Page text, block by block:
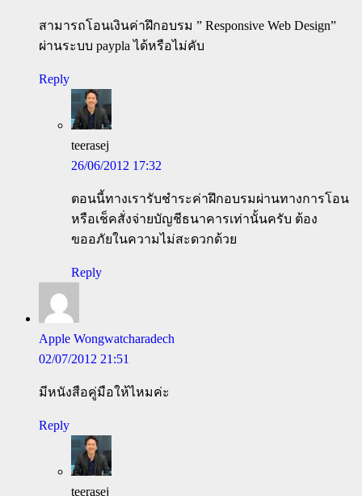
สามารถโอนเงินค่าฝึกอบรม ” Responsive Web Design”
ผ่านระบบ paypla ได้หรือไม่คับ
Reply
teerasej
26/06/2012 17:32
ตอนนี้ทางเรารับชำระค่าฝึกอบรมผ่านทางการโอน
หรือเช็คสั่งจ่ายบัญชีธนาคารเท่านั้นครับ ต้อง
ขออภัยในความไม่สะดวกด้วย
Reply
Apple Wongwatcharadech
02/07/2012 21:51
มีหนังสือคู่มือให้ไหมค่ะ
Reply
teerasej